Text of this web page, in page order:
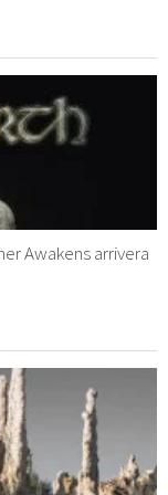
Awakens arrivera